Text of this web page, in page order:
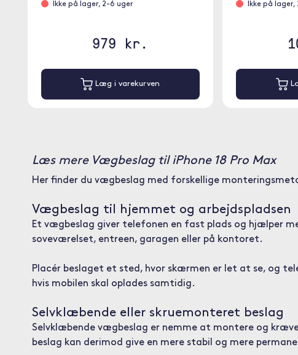
Ikke på lager, 2-6 uger
979 kr.
Læg i varekurven
Ikke på
Læs mere Vægbeslag til iPhone 18 Pro Max
Her finder du vægbeslag med forskellige
Vægbeslag til hjemmet og arbejdspladsen
Et vægbeslag giver telefonen en fast plads og hjælper
soveværelset, entreen, garagen eller på kontoret.
Placér beslaget et sted, hvor skærmen er let at se, og
hvis mobilen skal oplades samtidig.
Selvklæbende eller skruemonteret beslag
Selvklæbende vægbeslag er nemme at montere og
beslag kan derimod give en mere stabil og mere